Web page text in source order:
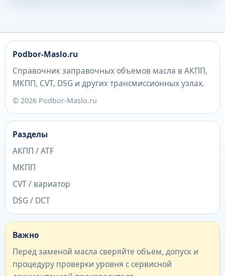
Podbor-Maslo.ru
Справочник заправочных объемов масла в АКПП,
МКПП, CVT, DSG и других трансмиссионных узлах.
© 2026 Podbor-Maslo.ru
Разделы
АКПП / ATF
МКПП
CVT / вариатор
DSG / DCT
Важно
Перед заменой масла сверяйте объем, допуск и
процедуру проверки уровня с сервисной